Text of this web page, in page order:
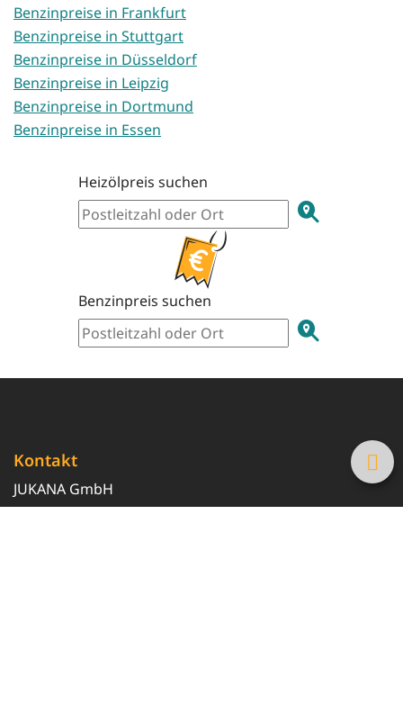
Benzinpreise in Frankfurt
Benzinpreise in Stuttgart
Benzinpreise in Düsseldorf
Benzinpreise in Leipzig
Benzinpreise in Dortmund
Benzinpreise in Essen
Heizölpreis suchen
Benzinpreis suchen
Kontakt
JUKANA GmbH